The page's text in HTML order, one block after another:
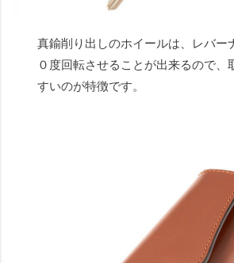
真鍮削り出しのホイールは、レバー
０度回転させることが出来るので、
すいのが特徴です。